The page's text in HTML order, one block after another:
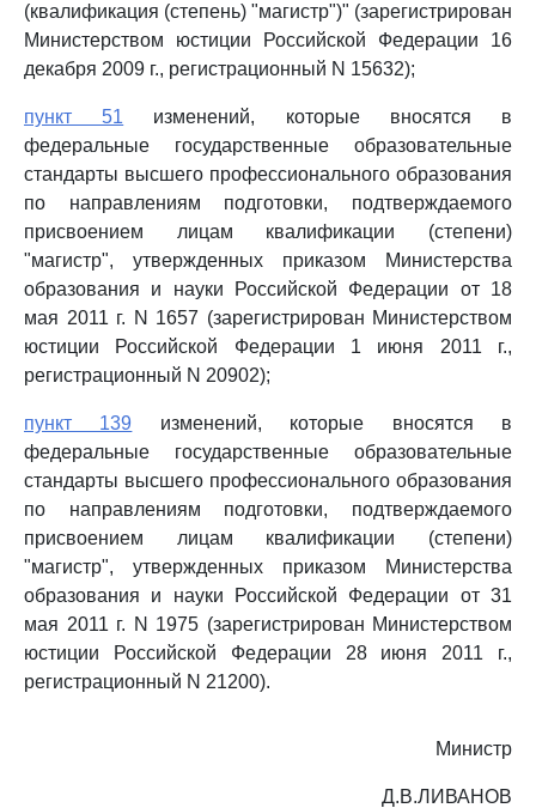
(квалификация (степень) "магистр")" (зарегистрирован
Министерством юстиции Российской Федерации 16
декабря 2009 г., регистрационный N 15632);
пункт 51 изменений, которые вносятся в
федеральные государственные образовательные
стандарты высшего профессионального образования
по направлениям подготовки, подтверждаемого
присвоением лицам квалификации (степени)
"магистр", утвержденных приказом Министерства
образования и науки Российской Федерации от 18
мая 2011 г. N 1657 (зарегистрирован Министерством
юстиции Российской Федерации 1 июня 2011 г.,
регистрационный N 20902);
пункт 139 изменений, которые вносятся в
федеральные государственные образовательные
стандарты высшего профессионального образования
по направлениям подготовки, подтверждаемого
присвоением лицам квалификации (степени)
"магистр", утвержденных приказом Министерства
образования и науки Российской Федерации от 31
мая 2011 г. N 1975 (зарегистрирован Министерством
юстиции Российской Федерации 28 июня 2011 г.,
регистрационный N 21200).
Министр
Д.В.ЛИВАНОВ